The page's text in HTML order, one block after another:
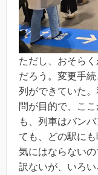
ただし、おそら
だろう。変更手
列ができていた
問が目的で、こ
も、列車はバン
ても、どの駅に
気にはならない
訳ないが、いろ